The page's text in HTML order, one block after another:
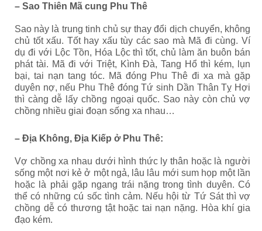
– Sao Thiên Mã cung Phu Thê
Sao này là trung tinh chủ sự thay đổi dịch chuyển, không
chủ tốt xấu. Tốt hay xấu tùy các sao mà Mã đi cùng. Ví
dụ đi với Lộc Tồn, Hóa Lộc thì tốt, chủ làm ăn buôn bán
phát tài. Mã đi với Triệt, Kình Đà, Tang Hổ thì kém, lụn
bại, tai nạn tang tóc. Mã đóng Phu Thê đi xa mà gặp
duyên nợ, nếu Phu Thê đóng Tứ sinh Dần Thân Tỵ Hợi
thì càng dễ lấy chồng ngoại quốc. Sao này còn chủ vợ
chồng nhiều giai đoạn sống xa nhau…
– Địa Không, Địa Kiếp ở Phu Thê:
Vợ chồng xa nhau dưới hình thức ly thân hoặc là người
sống một nơi kẻ ở một ngả, lâu lâu mới sum họp một lần
hoặc là phải gặp ngang trái nặng trong tình duyên. Có
thể có những cú sốc tình cảm. Nếu hội từ Tứ Sát thì vợ
chồng dễ có thương tật hoặc tai nạn nặng. Hòa khí gia
đạo kém.